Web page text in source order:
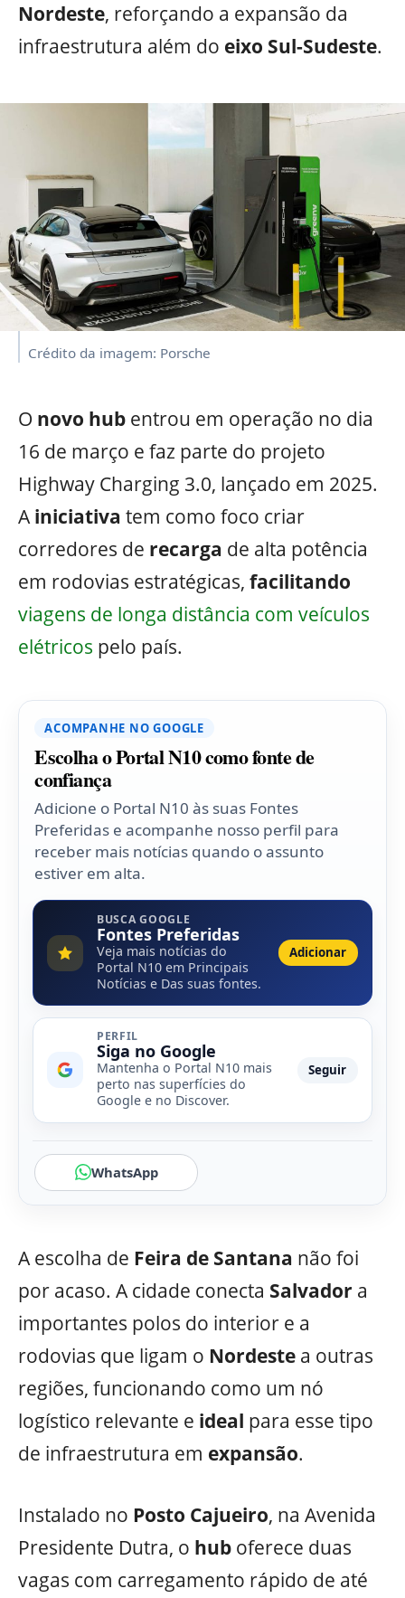
Nordeste, reforçando a expansão da
infraestrutura além do eixo Sul-Sudeste.
Crédito da imagem: Porsche
O novo hub entrou em operação no dia
16 de março e faz parte do projeto
Highway Charging 3.0, lançado em 2025.
Ainiciativa tem como foco criar
corredores de recarga de alta potência
em rodovias estratégicas, facilitando
viagens de longa distância com veículos
elétricos pelo país.
ACOMPANHE NO GOOGLE
Escolha o Portal N10 como fonte de
confiança
Adicione o Portal N10 às suas Fontes
Preferidas e acompanhe nosso perfil para
receber mais notícias quando o assunto
estiver em alta.
BUSCA GOOGLE
Fontes Preferidas
Veja mais notícias do
Portal N10 em Principais
Notícias e Das suas fontes.
Adicionar
PERFIL
Siga no Google
Mantenha o Portal N10 mais
perto nas superfícies do
Google e no Discover.
Seguir
WhatsApp
A escolha de Feira de Santana não foi
por acaso. A cidade conecta Salvador a
importantes polos do interior e a
rodovias que ligam o Nordeste a outras
regiões, funcionando como um nó
logístico relevante e ideal para esse tipo
de infraestrutura em expansão.
Instalado no Posto Cajueiro, na Avenida
Presidente Dutra, o hub oferece duas
vagas com carregamento rápido de até